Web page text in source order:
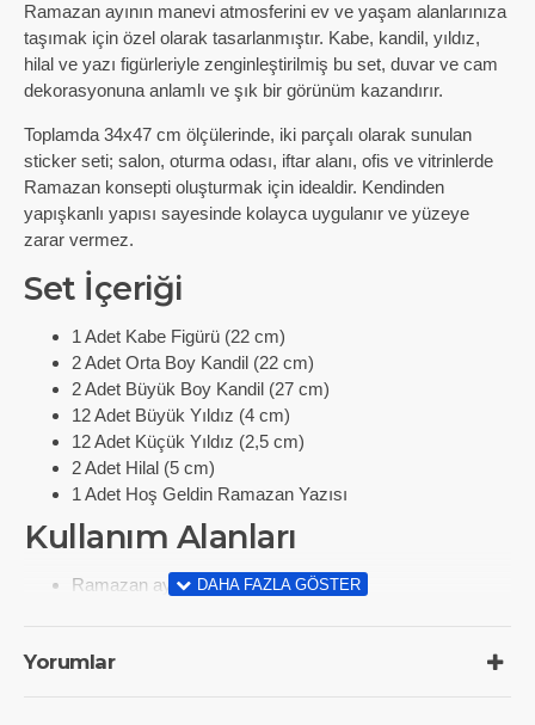
Ramazan ayının manevi atmosferini ev ve yaşam alanlarınıza
taşımak için özel olarak tasarlanmıştır. Kabe, kandil, yıldız,
hilal ve yazı figürleriyle zenginleştirilmiş bu set, duvar ve cam
dekorasyonuna anlamlı ve şık bir görünüm kazandırır.
Toplamda 34x47 cm ölçülerinde, iki parçalı olarak sunulan
sticker seti; salon, oturma odası, iftar alanı, ofis ve vitrinlerde
Ramazan konsepti oluşturmak için idealdir. Kendinden
yapışkanlı yapısı sayesinde kolayca uygulanır ve yüzeye
zarar vermez.
Set İçeriği
1 Adet Kabe Figürü (22 cm)
2 Adet Orta Boy Kandil (22 cm)
2 Adet Büyük Boy Kandil (27 cm)
12 Adet Büyük Yıldız (4 cm)
12 Adet Küçük Yıldız (2,5 cm)
2 Adet Hilal (5 cm)
1 Adet Hoş Geldin Ramazan Yazısı
Kullanım Alanları
Ramazan ayı ev dekorasyonu
Cam vitrin ve pencere süslemesi
Yorumlar